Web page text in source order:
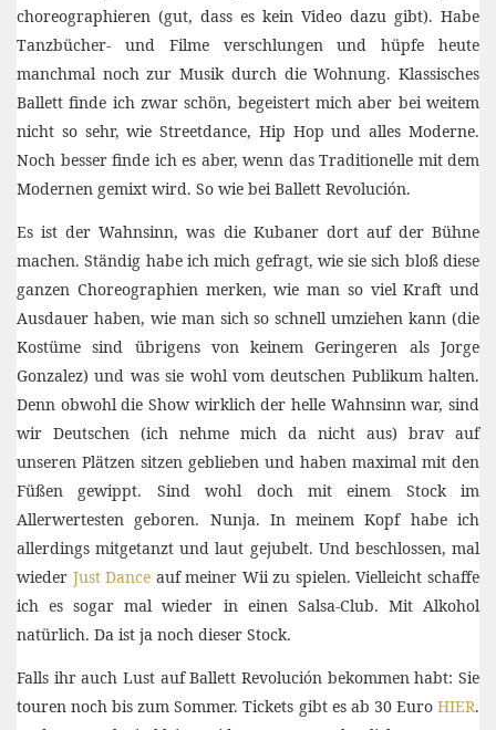
choreographieren (gut, dass es kein Video dazu gibt). Habe
Tanzbücher- und Filme verschlungen und hüpfe heute
manchmal noch zur Musik durch die Wohnung. Klassisches
Ballett finde ich zwar schön, begeistert mich aber bei weitem
nicht so sehr, wie Streetdance, Hip Hop und alles Moderne.
Noch besser finde ich es aber, wenn das Traditionelle mit dem
Modernen gemixt wird. So wie bei Ballett Revolución.
Es ist der Wahnsinn, was die Kubaner dort auf der Bühne
machen. Ständig habe ich mich gefragt, wie sie sich bloß diese
ganzen Choreographien merken, wie man so viel Kraft und
Ausdauer haben, wie man sich so schnell umziehen kann (die
Kostüme sind übrigens von keinem Geringeren als Jorge
Gonzalez) und was sie wohl vom deutschen Publikum halten.
Denn obwohl die Show wirklich der helle Wahnsinn war, sind
wir Deutschen (ich nehme mich da nicht aus) brav auf
unseren Plätzen sitzen geblieben und haben maximal mit den
Füßen gewippt. Sind wohl doch mit einem Stock im
Allerwertesten geboren. Nunja. In meinem Kopf habe ich
allerdings mitgetanzt und laut gejubelt. Und beschlossen, mal
wieder Just Dance auf meiner Wii zu spielen. Vielleicht schaffe
ich es sogar mal wieder in einen Salsa-Club. Mit Alkohol
natürlich. Da ist ja noch dieser Stock.
Falls ihr auch Lust auf Ballett Revolución bekommen habt: Sie
touren noch bis zum Sommer. Tickets gibt es ab 30 Euro HIER.